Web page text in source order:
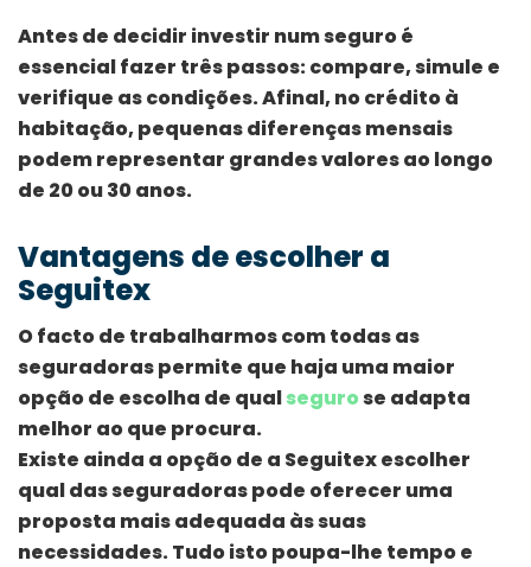
Antes de decidir investir num seguro é
essencial fazer três passos: compare, simule e
verifique as condições. Afinal, no crédito à
habitação, pequenas diferenças mensais
podem representar grandes valores ao longo
de 20 ou 30 anos.
Vantagens de escolher a
Seguitex
O facto de trabalharmos com todas as
seguradoras permite que haja uma maior
opção de escolha de qualsegurose adapta
melhor ao que procura.
Existe ainda a opção de a Seguitex escolher
qual das seguradoras pode oferecer uma
proposta mais adequada às suas
necessidades. Tudo isto poupa-lhe tempo e